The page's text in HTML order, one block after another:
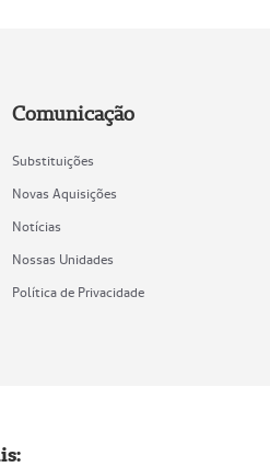
Comunicação
Substituições
Novas Aquisições
Notícias
Nossas Unidades
Política de Privacidade